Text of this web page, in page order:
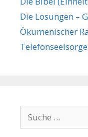
Die Losungen –
Ökumenischer
Telefonseelsorge
Suche nach: